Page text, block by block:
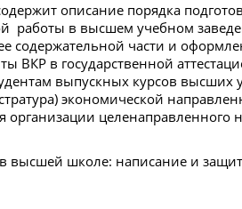
описание порядка
работы в высшем учебном
содержательной части и
ВКР в государственной
выпускных курсов высших
экономической
целенаправленного
высшей школе: написание и